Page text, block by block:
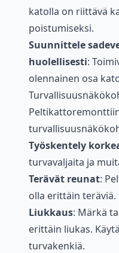
katolla on riittävä
poistumiseksi.
Suunnittele
huolellisesti:
olennainen osa
Työskentely
turvavaljaita ja
Terävät reunat:
olla erittäin teräviä.
Liukkaus: Märkä
erittäin liukas.
turvakenkiä.